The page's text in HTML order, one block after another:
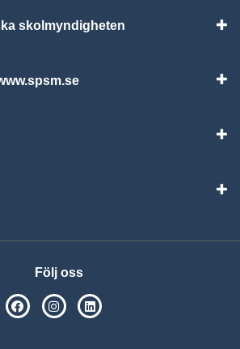
skolmyndigheten
Följ oss
SPSM på Facebook
SPSM på Instagram